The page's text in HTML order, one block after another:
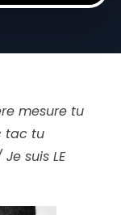
mesure tu
tac tu
suis LE